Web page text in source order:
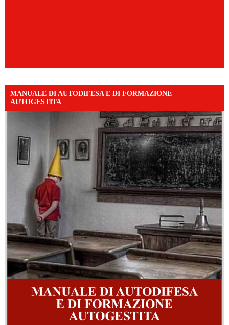
MANUALE DI AUTODIFESA E DI FORMAZIONE
AUTOGESTITA